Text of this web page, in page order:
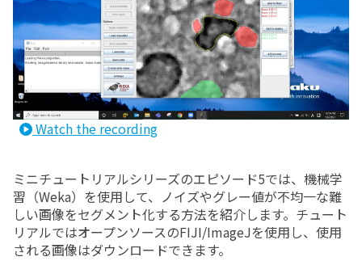
Watch the recording
ミニチュートリアルシリーズのエピソード5では、機械学
習（Weka）を使用して、ノイズやグレー値が不均一な難
しい画像をセグメント化する方法を紹介します。チュート
リアルではオープンソースのFIJI/ImageJを使用し、使用
される画像はダウンロードできます。